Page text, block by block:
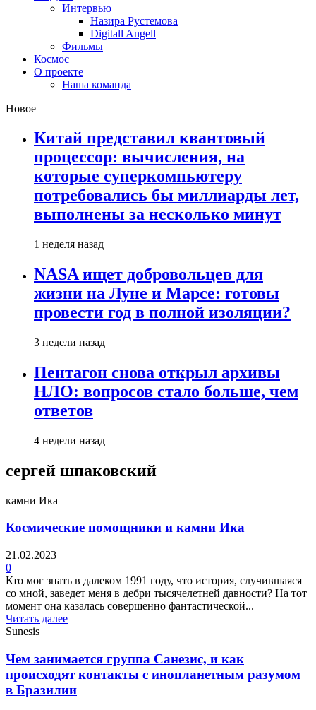
Интервью
Назира Рустемова
Digitall Angell
Фильмы
Космос
О проекте
Наша команда
Новое
Китай представил квантовый
процессор: вычисления, на
которые суперкомпьютеру
потребовались бы миллиарды лет,
выполнены за несколько минут
1 неделя назад
NASA ищет добровольцев для
жизни на Луне и Марсе: готовы
провести год в полной изоляции?
3 недели назад
Пентагон снова открыл архивы
НЛО: вопросов стало больше, чем
ответов
4 недели назад
сергей шпаковский
камни Ика
Космические помощники и камни Ика
21.02.2023
0
Кто мог знать в далеком 1991 году, что история, случившаяся
со мной, заведет меня в дебри тысячелетней давности? На тот
момент она казалась совершенно фантастической...
Читать далее
Sunesis
Чем занимается группа Санезис, и как
происходят контакты с инопланетным разумом
в Бразилии